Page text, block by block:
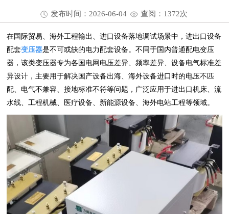
发布时间：2026-06-04 查阅：1372次
在国际贸易、海外工程输出、进口设备落地调试场景中，进出口设备
配套变压器是不可或缺的电力配套设备。不同于国内普通配电变压
器，该类变压器专为各国电网电压差异、频率差异、设备电气标准差
异设计，主要用于解决国产设备出海、海外设备进口时的电压不匹
配、电气不兼容、接地标准不符等问题，广泛应用于进出口机床、流
水线、工程机械、医疗设备、新能源设备、海外电站工程等领域。